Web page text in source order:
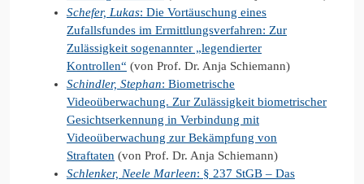
Schefer, Lukas: Die Vortäuschung eines
Zufallsfundes im Ermittlungsverfahren: Zur
Zulässigkeit sogenannter „legendierter
Kontrollen“ (von Prof. Dr. Anja Schiemann)
Schindler, Stephan: Biometrische
Videoüberwachung. Zur Zulässigkeit biometrischer
Gesichtserkennung in Verbindung mit
Videoüberwachung zur Bekämpfung von
Straftaten (von Prof. Dr. Anja Schiemann)
Schlenker, Neele Marleen: § 237 StGB – Das